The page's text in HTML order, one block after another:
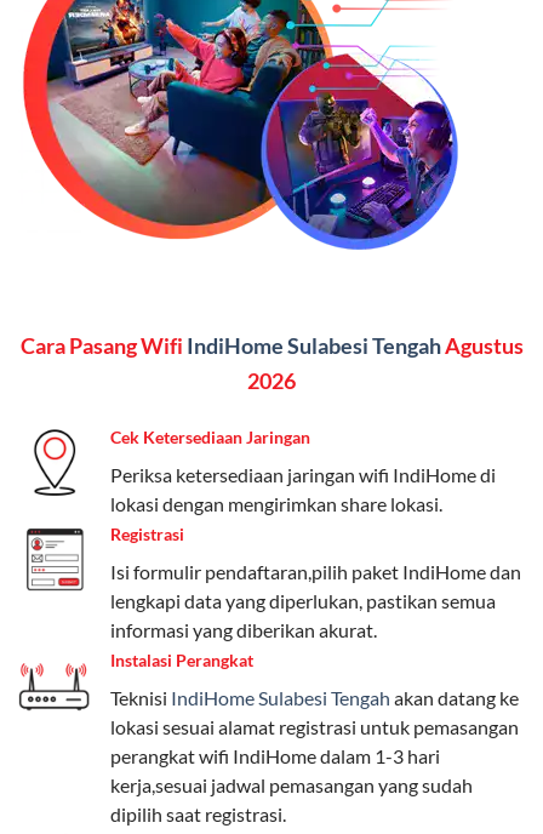
SMS semua operator, akses layanan streaming (Catchplay,
Vidio, WeTV, Disney+, dll.), dan paket TV 82 channel
(untuk beberapa pilihan).
Kelebihan:Paket lengkap untuk pengguna yang
menginginkan internet, komunikasi, dan hiburan
(streaming & TV) dalam satu paket.
Paket Dynamic IP
Fitur:Kecepatan internet 10Mbps-300Mbps, kuota
keluarga, nelpon & SMS semua operator, dan akses
Kelebihan:Cocok untuk pengguna yang membutuhkan
koneksi internet cepat dan stabil dengan fleksibilitas
kuota. Pilihan harga bervariasi sesuai kebutuhan.
Telkomsel One menyediakan pilihan paket yang
beragam, mulai dari paket hemat hingga premium.
Pengguna bisa memilih sesuai kebutuhan, baik untuk
internet, komunikasi, atau hiburan.
Paket Easy cocok untuk kebutuhan dasar, Paket
Complete untuk yang menginginkan fitur lengkap,
dan Paket Dynamic IP untuk pengguna yang
memprioritaskan kecepatan internet tinggi.
Cara Pasang Wifi IndiHome Sulabesi TengahAgustus
2026
Cek Ketersediaan Jaringan
Periksa ketersediaan jaringan wifi IndiHome di
lokasi dengan mengirimkan share lokasi.
Registrasi
Isi formulir pendaftaran,pilih paket IndiHome dan
lengkapi data yang diperlukan, pastikan semua
informasi yang diberikan akurat.
Instalasi Perangkat
Teknisi IndiHome Sulabesi Tengah akan datang ke
lokasi sesuai alamat registrasi untuk pemasangan
perangkat wifi IndiHome dalam 1-3 hari
kerja,sesuai jadwal pemasangan yang sudah
dipilih saat registrasi.